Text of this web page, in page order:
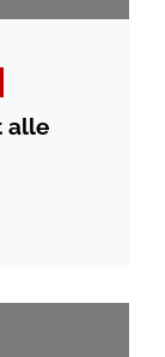
alle